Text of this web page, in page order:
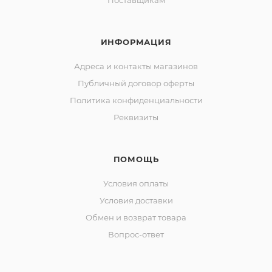
ИНФОРМАЦИЯ
Адреса и контакты магазинов
Публичный договор оферты
Политика конфиденциальности
Реквизиты
ПОМОЩЬ
Условия оплаты
Условия доставки
Обмен и возврат товара
Вопрос-ответ